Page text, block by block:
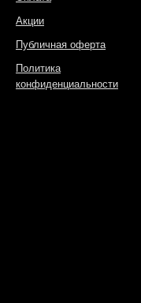
Акции
Публичная оферта
Политика
конфиденциальности